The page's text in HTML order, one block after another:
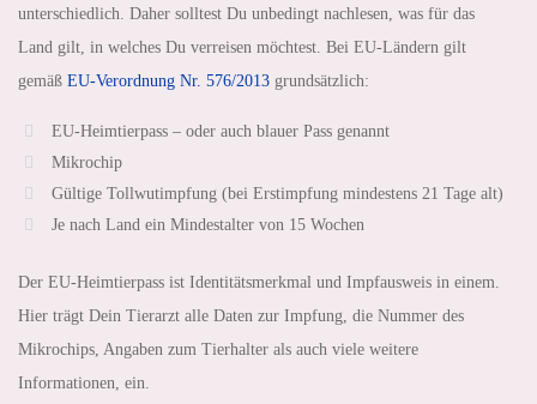
unterschiedlich. Daher solltest Du unbedingt nachlesen, was für das
Land gilt, in welches Du verreisen möchtest. Bei EU-Ländern gilt
gemäß EU-Verordnung Nr. 576/2013 grundsätzlich:
EU-Heimtierpass – oder auch blauer Pass genannt
Mikrochip
Gültige Tollwutimpfung (bei Erstimpfung mindestens 21 Tage alt)
Je nach Land ein Mindestalter von 15 Wochen
Der EU-Heimtierpass ist Identitätsmerkmal und Impfausweis in einem.
Hier trägt Dein Tierarzt alle Daten zur Impfung, die Nummer des
Mikrochips, Angaben zum Tierhalter als auch viele weitere
Informationen, ein.